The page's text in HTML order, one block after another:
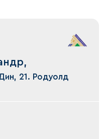
21. Родуолд